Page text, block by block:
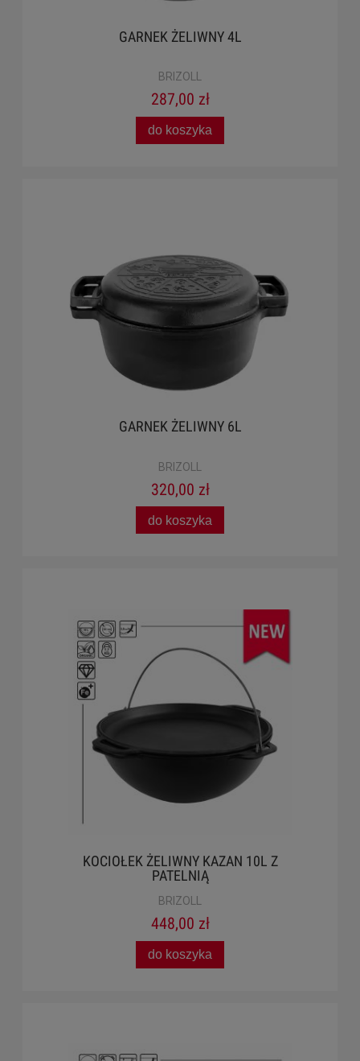
GARNEK ŻELIWNY 4L
BRIZOLL
287,00 zł
do koszyka
GARNEK ŻELIWNY 6L
BRIZOLL
320,00 zł
do koszyka
KOCIOŁEK ŻELIWNY KAZAN 10L Z
PATELNIĄ
BRIZOLL
448,00 zł
do koszyka